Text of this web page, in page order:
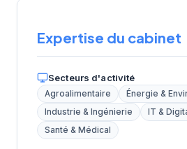
Expertise du cabinet
Secteurs d'activité
Agroalimentaire
Énergie &
Industrie & Ingénierie
IT &
Santé & Médical